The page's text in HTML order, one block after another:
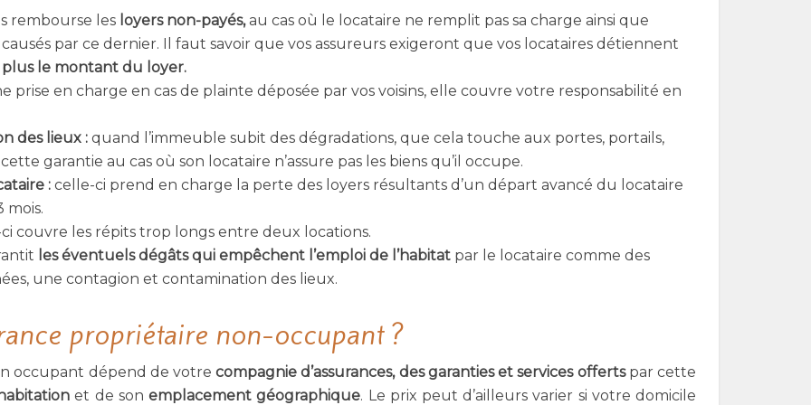
rembourse les loyers non-payés,au cas où le locataire ne remplit pas sa charge ainsi que
causés par ce dernier. Il faut savoir que vos assureurs exigeront que vos locataires détiennent
plus le montant du loyer.
prise en charge en cas de plainte déposée par vos voisins, elle couvre votre responsabilité en
des lieux : quand l’immeuble subit des dégradations, que cela touche aux portes, portails,
garantie au cas où son locataire n’assure pas les biens qu’il occupe.
: celle-ci prend en charge la perte des loyers résultants d’un départ avancé du locataire
mois.
couvre les répits trop longs entre deux locations.
les éventuels dégâts qui empêchent l’emploi de l’habitat par le locataire comme des
une contagion et contamination des lieux.
propriétaire non-occupant ?
occupant dépend de votrecompagnie d’assurances, des garanties et services offerts par cette
et de sonemplacement géographique. Le prix peut d’ailleurs varier si votre domicile